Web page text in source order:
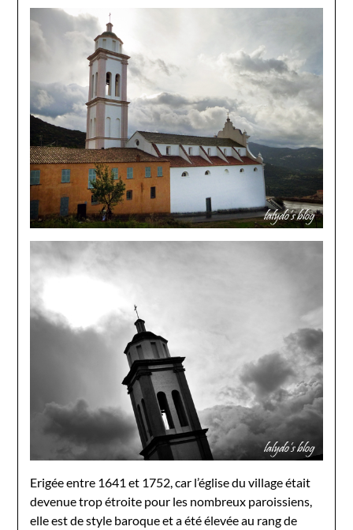
Erigée entre 1641 et 1752, car l’église du village était
devenue trop étroite pour les nombreux paroissiens,
elle est de style baroque et a été élevée au rang de